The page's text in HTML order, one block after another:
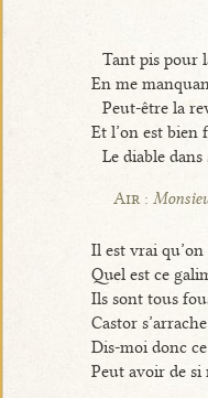
Tant pis pour
En me
Peut-être la
Et l’on est bien
Le diable dans
Air :
Il est vrai
Quel est ce
Ils sont tous
Castor
Dis-moi donc
Peut avoir de